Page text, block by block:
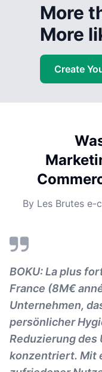
More
More
Create
By Les Brutes e-
BOKU: La plus
France (8M€
Unternehmen,
persönlicher
Reduzierung
konzentriert. Mit